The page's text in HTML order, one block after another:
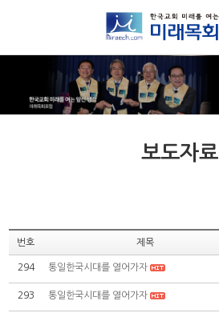
보도자료
번호 제목
294 통일한국시대를 열어가자
293 통일한국시대를 열어가자